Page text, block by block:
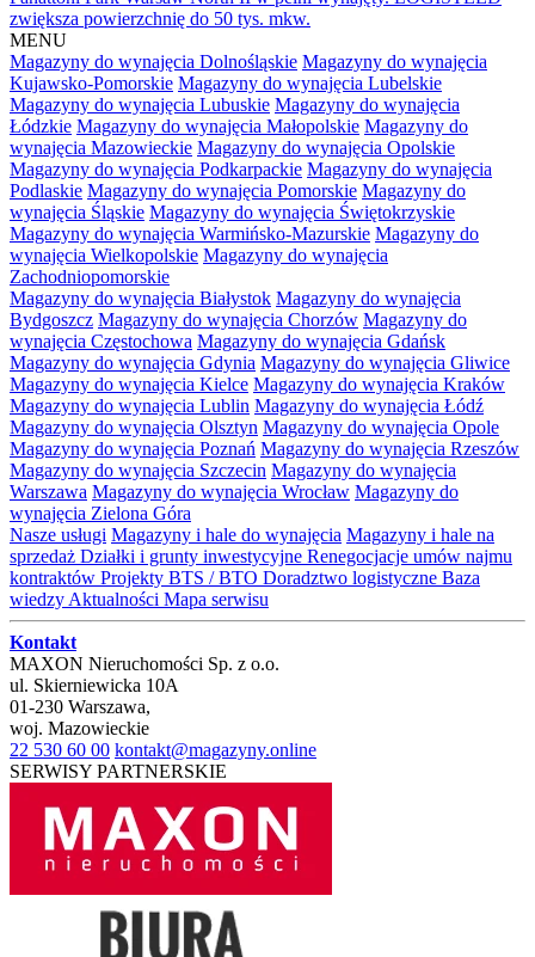
zwiększa powierzchnię do 50 tys. mkw.
MENU
Magazyny do wynajęcia Dolnośląskie Magazyny do wynajęcia
Kujawsko-Pomorskie Magazyny do wynajęcia Lubelskie
Magazyny do wynajęcia Lubuskie Magazyny do wynajęcia
Łódzkie Magazyny do wynajęcia Małopolskie Magazyny do
wynajęcia Mazowieckie Magazyny do wynajęcia Opolskie
Magazyny do wynajęcia Podkarpackie Magazyny do wynajęcia
Podlaskie Magazyny do wynajęcia Pomorskie Magazyny do
wynajęcia Śląskie Magazyny do wynajęcia Świętokrzyskie
Magazyny do wynajęcia Warmińsko-Mazurskie Magazyny do
wynajęcia Wielkopolskie Magazyny do wynajęcia
Zachodniopomorskie
Magazyny do wynajęcia Białystok Magazyny do wynajęcia
Bydgoszcz Magazyny do wynajęcia Chorzów Magazyny do
wynajęcia Częstochowa Magazyny do wynajęcia Gdańsk
Magazyny do wynajęcia Gdynia Magazyny do wynajęcia Gliwice
Magazyny do wynajęcia Kielce Magazyny do wynajęcia Kraków
Magazyny do wynajęcia Lublin Magazyny do wynajęcia Łódź
Magazyny do wynajęcia Olsztyn Magazyny do wynajęcia Opole
Magazyny do wynajęcia Poznań Magazyny do wynajęcia Rzeszów
Magazyny do wynajęcia Szczecin Magazyny do wynajęcia
Warszawa Magazyny do wynajęcia Wrocław Magazyny do
wynajęcia Zielona Góra
Nasze usługi Magazyny i hale do wynajęcia Magazyny i hale na
sprzedaż Działki i grunty inwestycyjne Renegocjacje umów najmu
kontraktów Projekty BTS / BTO Doradztwo logistyczne Baza
wiedzy Aktualności Mapa serwisu
Kontakt
MAXON Nieruchomości Sp. z o.o.
ul. Skierniewicka 10A
01-230 Warszawa,
woj. Mazowieckie
22 530 60 00 kontakt@magazyny.online
SERWISY PARTNERSKIE